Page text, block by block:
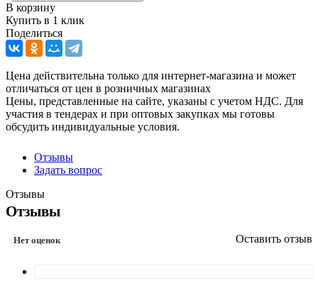
В корзину
Купить в 1 клик
Поделиться
Цена действительна только для интернет-магазина и может
отличаться от цен в розничных магазинах
Цены, представленные на сайте, указаны с учетом НДС. Для
участия в тендерах и при оптовых закупках мы готовы
обсудить индивидуальные условия.
Отзывы
Задать вопрос
Отзывы
Отзывы
Нет оценок Оставить отзыв